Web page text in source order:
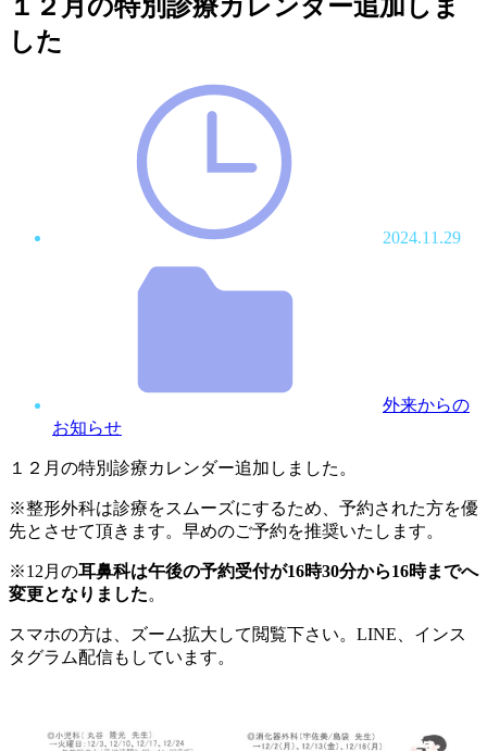
１２月の特別診療カレンダー追加しま
した
2024.11.29
外来からの
お知らせ
１２月の特別診療カレンダー追加しました。
※整形外科は診療をスムーズにするため、予約された方を優
先とさせて頂きます。早めのご予約を推奨いたします。
※12月の耳鼻科は午後の予約受付が16時30分から16時までへ
変更となりました。
スマホの方は、ズーム拡大して閲覧下さい。LINE、インス
タグラム配信もしています。